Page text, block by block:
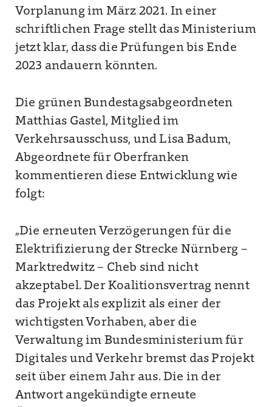
Vorplanung im März 2021. In einer
schriftlichen Frage stellt das Ministerium
jetzt klar, dass die Prüfungen bis Ende
2023 andauern könnten.
Die grünen Bundestagsabgeordneten
Matthias Gastel, Mitglied im
Verkehrsausschuss, und Lisa Badum,
Abgeordnete für Oberfranken
kommentieren diese Entwicklung wie
folgt:
„Die erneuten Verzögerungen für die
Elektrifizierung der Strecke Nürnberg –
Marktredwitz – Cheb sind nicht
akzeptabel. Der Koalitionsvertrag nennt
das Projekt als explizit als einer der
wichtigsten Vorhaben, aber die
Verwaltung im Bundesministerium für
Digitales und Verkehr bremst das Projekt
seit über einem Jahr aus. Die in der
Antwort angekündigte erneute